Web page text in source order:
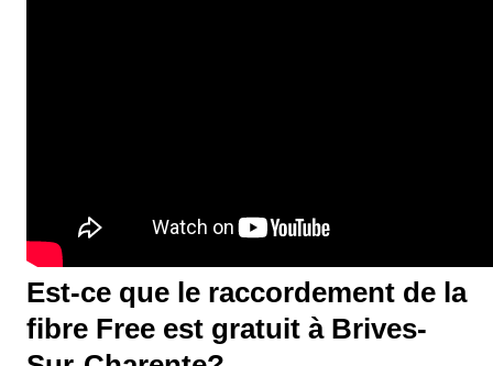
Est-ce que le raccordement de la
fibre Free est gratuit à Brives-